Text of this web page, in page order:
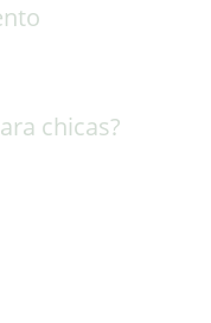
chicas?